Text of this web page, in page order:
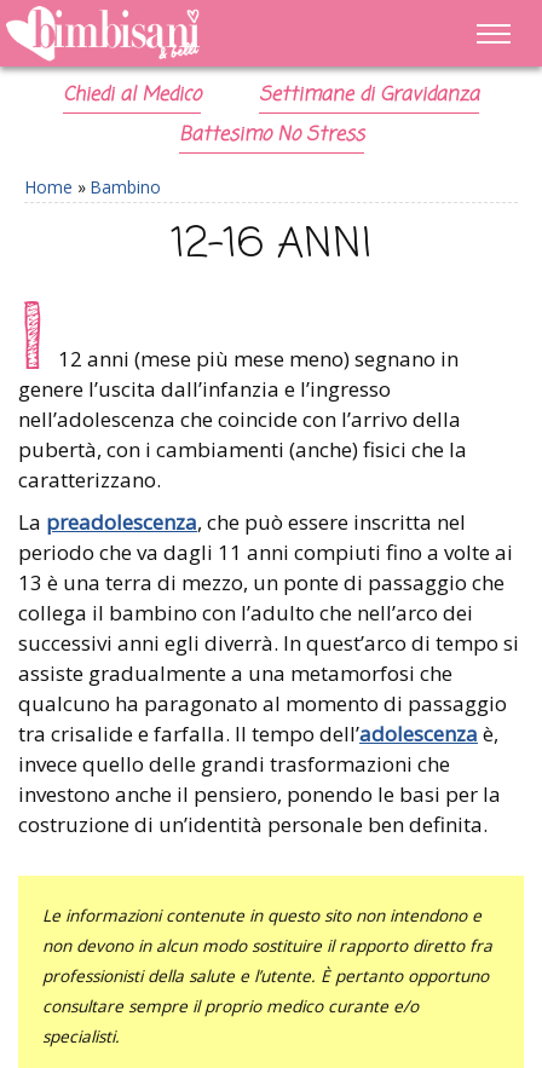
Chiedi al Medico
Settimane di Gravidanza
Battesimo No Stress
Home » Bambino
12-16 ANNI
I
12 anni (mese più mese meno) segnano in
genere l’uscita dall’infanzia e l’ingresso
nell’adolescenza che coincide con l’arrivo della
pubertà, con i cambiamenti (anche) fisici che la
caratterizzano.
La preadolescenza, che può essere inscritta nel
periodo che va dagli 11 anni compiuti fino a volte ai
13 è una terra di mezzo, un ponte di passaggio che
collega il bambino con l’adulto che nell’arco dei
successivi anni egli diverrà. In quest’arco di tempo si
assiste gradualmente a una metamorfosi che
qualcuno ha paragonato al momento di passaggio
tra crisalide e farfalla. Il tempo dell’adolescenza è,
invece quello delle grandi trasformazioni che
investono anche il pensiero, ponendo le basi per la
costruzione di un’identità personale ben definita.
Le informazioni contenute in questo sito non intendono e
non devono in alcun modo sostituire il rapporto diretto fra
professionisti della salute e l’utente. È pertanto opportuno
consultare sempre il proprio medico curante e/o
specialisti.